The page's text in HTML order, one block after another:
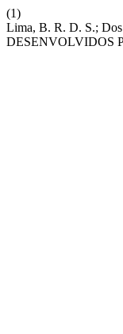
(1)
Lima, B. R. D. S.;
DESENVOLVIDOS